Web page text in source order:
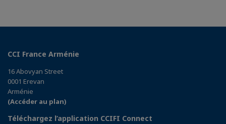
CCI France Arménie
16 Abovyan Street
0001 Erevan
Arménie
(Accéder au plan)
Téléchargez l’application CCIFI Connect